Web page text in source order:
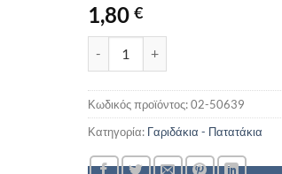
1,80 €
Κωδικός προϊόντος:02-50639
Κατηγορία: Γαριδάκια - Πατατάκια